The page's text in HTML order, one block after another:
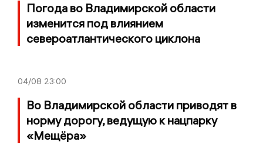
Погода во Владимирской области
изменится под влиянием
североатлантического циклона
04/08 23:00
Во Владимирской области приводят в
норму дорогу, ведущую к нацпарку
«Мещёра»